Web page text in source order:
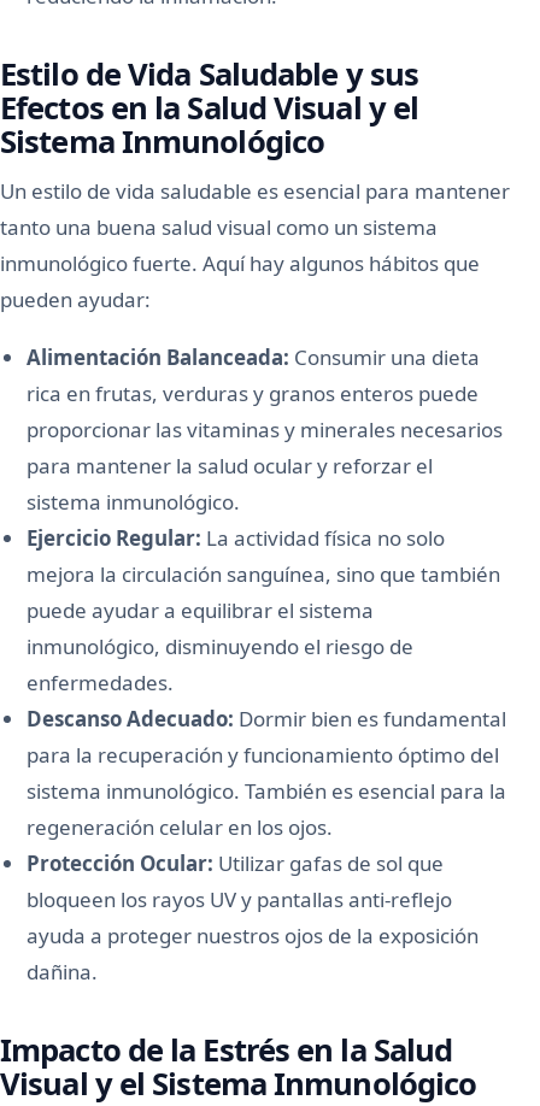
Estilo de Vida Saludable y sus
Efectos en la Salud Visual y el
Sistema Inmunológico
Un estilo de vida saludable es esencial para mantener
tanto una buena salud visual como un sistema
inmunológico fuerte. Aquí hay algunos hábitos que
pueden ayudar:
Alimentación Balanceada: Consumir una dieta
rica en frutas, verduras y granos enteros puede
proporcionar las vitaminas y minerales necesarios
para mantener la salud ocular y reforzar el
sistema inmunológico.
Ejercicio Regular: La actividad física no solo
mejora la circulación sanguínea, sino que también
puede ayudar a equilibrar el sistema
inmunológico, disminuyendo el riesgo de
enfermedades.
Descanso Adecuado: Dormir bien es fundamental
para la recuperación y funcionamiento óptimo del
sistema inmunológico. También es esencial para la
regeneración celular en los ojos.
Protección Ocular: Utilizar gafas de sol que
bloqueen los rayos UV y pantallas anti-reflejo
ayuda a proteger nuestros ojos de la exposición
dañina.
Impacto de la Estrés en la Salud
Visual y el Sistema Inmunológico